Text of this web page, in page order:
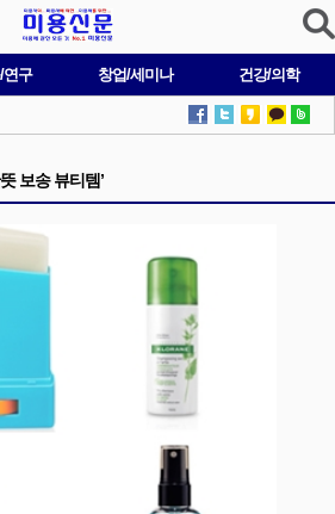
연구 창업/세미나 건강/의학
보송 뷰티템’